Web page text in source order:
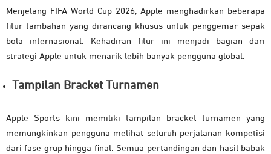
Menjelang FIFA World Cup 2026, Apple menghadirkan beberapa
fitur tambahan yang dirancang khusus untuk penggemar sepak
bola internasional. Kehadiran fitur ini menjadi bagian dari
strategi Apple untuk menarik lebih banyak pengguna global.
Tampilan Bracket Turnamen
Apple Sports kini memiliki tampilan bracket turnamen yang
memungkinkan pengguna melihat seluruh perjalanan kompetisi
dari fase grup hingga final. Semua pertandingan dan hasil babak